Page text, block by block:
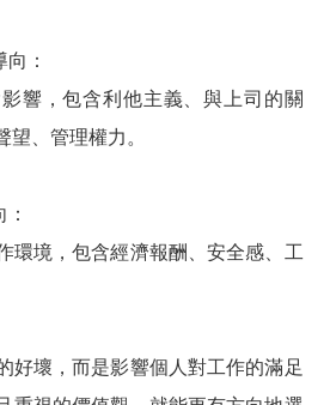
：
響，包含利他主義、與上司的關
望、管理權力。
環境，包含經濟報酬、安全感、工
好壞，而是影響個人對工作的滿足